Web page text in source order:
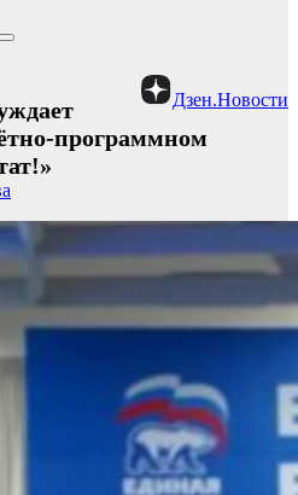
Дзен.Новости
программном